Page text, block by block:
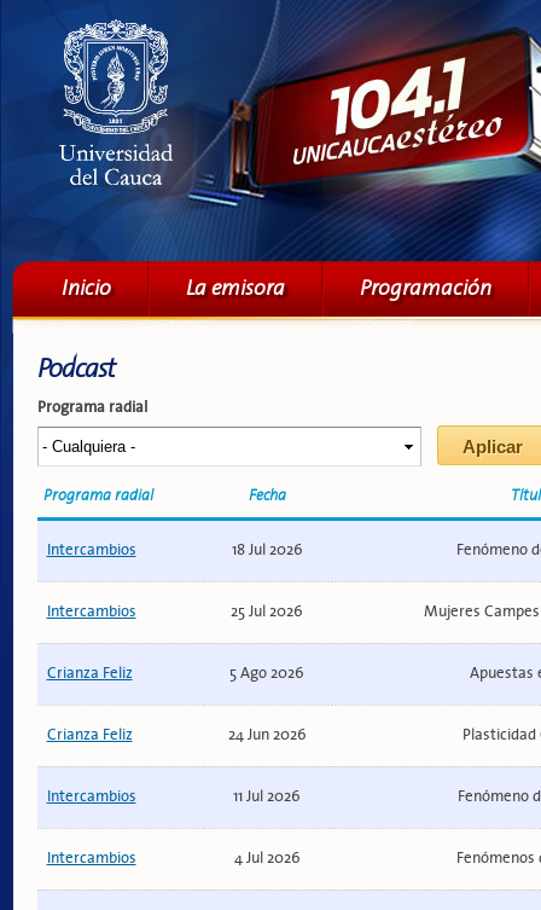
Menú principal
Inicio La emisora Programación
Podcast
Programa radial
Programa radial Fecha
Intercambios 18 Jul 2026 Fenómeno
Intercambios 25 Jul 2026 Mujeres
Crianza Feliz 5 Ago 2026 Apuestas
Crianza Feliz 24 Jun 2026 Plasticidad
Intercambios 11 Jul 2026 Fenómeno
Intercambios 4 Jul 2026 Fenómenos